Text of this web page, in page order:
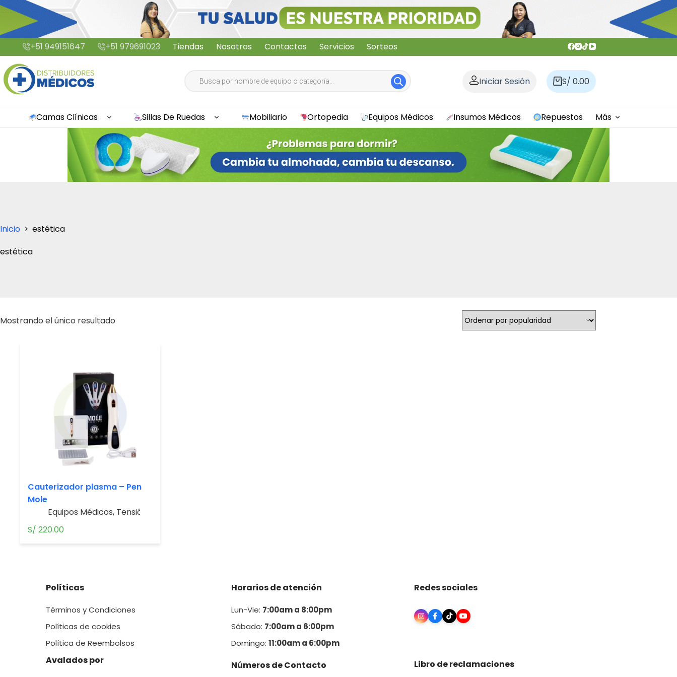
Saltar
al
contenido
+51 949151647 +51 979691023 Tiendas Nosotros Contactos Servicios Sorteos
Iniciar Sesión
Carro
compra
S/ 0.00
Camas Clínicas Sillas De Ruedas Mobiliario Ortopedia Equipos Médicos Insumos Médicos Repuestos Más
Inicio
estética
estética
Mostrando el único resultado
Cauterizador plasma – Pen
Mole
Equipos Médicos, Tensiómetros
S/ 220.00
Políticas
Términos y Condiciones
Políticas de cookies
Política de Reembolsos
Avalados por
Horarios de atención
Lun-Vie: 7:00am a 8:00pm
Sábado: 7:00am a 6:00pm
Domingo:11:00am a 6:00pm
Números de Contacto
Redes sociales
Libro de reclamaciones